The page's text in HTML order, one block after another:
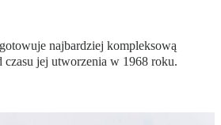
najbardziej kompleksową
jej utworzenia w 1968 roku.